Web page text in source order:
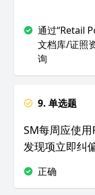
通过“Retail
文档库/证照
询
9. 单选题
SM每周应使
发现项立即纠
正确